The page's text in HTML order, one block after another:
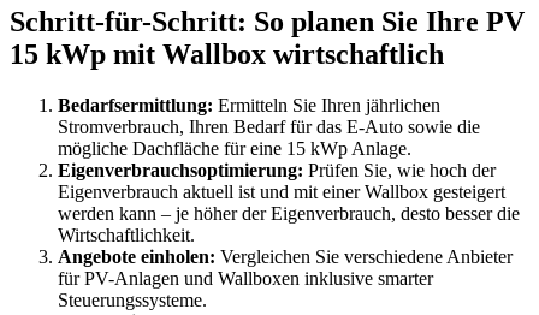
Schritt-für-Schritt: So planen Sie Ihre PV
15 kWp mit Wallbox wirtschaftlich
Bedarfsermittlung: Ermitteln Sie Ihren jährlichen
Stromverbrauch, Ihren Bedarf für das E-Auto sowie die
mögliche Dachfläche für eine 15 kWp Anlage.
Eigenverbrauchsoptimierung: Prüfen Sie, wie hoch der
Eigenverbrauch aktuell ist und mit einer Wallbox gesteigert
werden kann – je höher der Eigenverbrauch, desto besser die
Wirtschaftlichkeit.
Angebote einholen: Vergleichen Sie verschiedene Anbieter
für PV-Anlagen und Wallboxen inklusive smarter
Steuerungssysteme.